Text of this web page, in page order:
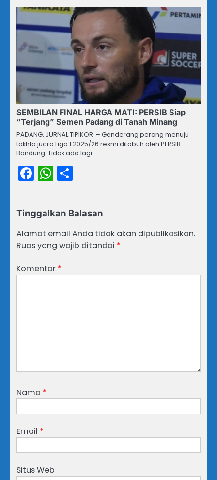
SEMBILAN FINAL HARGA MATI: PERSIB Siap
“Terjang” Semen Padang di Tanah Minang
PADANG, JURNAL TIPIKOR – Genderang perang menuju
takhta juara Liga 1 2025/26 resmi ditabuh oleh PERSIB
Bandung. Tidak ada lagi…
Facebook
WhatsApp
Tinggalkan Balasan
Alamat email Anda tidak akan dipublikasikan.
Ruas yang wajib ditandai *
Komentar *
Nama *
Email *
Situs Web